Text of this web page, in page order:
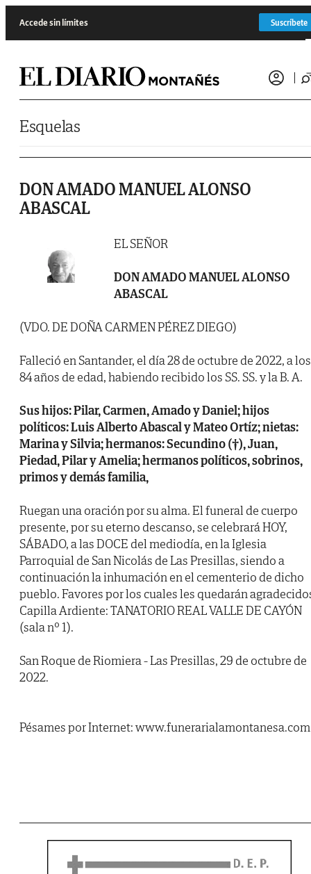
Accede sin límites Suscríbete
Esquelas
DON AMADO MANUEL ALONSO
ABASCAL
EL SEÑOR
DON AMADO MANUEL ALONSO
ABASCAL
(VDO. DE DOÑA CARMEN PÉREZ DIEGO)
Falleció en Santander, el día 28 de octubre de 2022, a los
84 años de edad, habiendo recibido los SS. SS. y la B. A.
Sus hijos: Pilar, Carmen, Amado y Daniel; hijos
políticos: Luis Alberto Abascal y Mateo Ortíz; nietas:
Marina y Silvia; hermanos: Secundino (†), Juan,
Piedad, Pilar y Amelia; hermanos políticos, sobrinos,
primos y demás familia,
Ruegan una oración por su alma. El funeral de cuerpo
presente, por su eterno descanso, se celebrará HOY,
SÁBADO, a las DOCE del mediodía, en la Iglesia
Parroquial de San Nicolás de Las Presillas, siendo a
continuación la inhumación en el cementerio de dicho
pueblo. Favores por los cuales les quedarán
Capilla Ardiente: TANATORIO REAL VALLE DE CAYÓN
(sala nº 1).
San Roque de Riomiera - Las Presillas, 29 de octubre de
2022.
Pésames por Internet: www.funerarialamontanesa.com